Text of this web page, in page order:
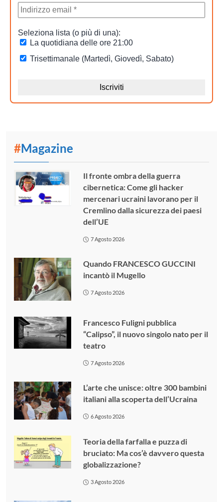
#Magazine
Il fronte ombra della guerra
cibernetica: Come gli hacker
mercenari ucraini lavorano per il
Cremlino dalla sicurezza dei paesi
dell’UE
7 Agosto 2026
Quando FRANCESCO GUCCINI
incantò il Mugello
7 Agosto 2026
Francesco Fuligni pubblica
“Calipso”, il nuovo singolo nato per il
teatro
7 Agosto 2026
L’arte che unisce: oltre 300 bambini
italiani alla scoperta dell’Ucraina
6 Agosto 2026
Teoria della farfalla e puzza di
bruciato: Ma cos’è davvero questa
globalizzazione?
3 Agosto 2026